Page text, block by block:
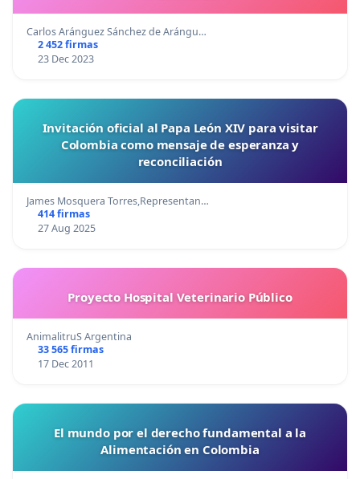
Carlos Aránguez Sánchez de Arángu…
2 452 firmas
23 Dec 2023
Invitación oficial al Papa León XIV para visitar
Colombia como mensaje de esperanza y
reconciliación
James Mosquera Torres,Representan…
414 firmas
27 Aug 2025
Proyecto Hospital Veterinario Público
AnimalitruS Argentina
33 565 firmas
17 Dec 2011
El mundo por el derecho fundamental a la
Alimentación en Colombia